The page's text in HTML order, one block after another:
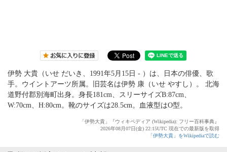
伊勢 大貴（いせ だいき、1991年5月15日 - ）は、日本の俳優、歌
手。ウイントアーツ所属。旧芸名は伊勢 康（いせ やすし）。 北海
道野付郡別海町出身。身長181cm、スリーサイズB:87cm、
W:70cm、H:80cm。靴のサイズは28.5cm。血液型はO型。
「伊勢大貴」『ウィキペディア (Wikipedia): フリー百科事典』
2026年08月07日(金) 22:15UTC 現在での最新版を取得
「伊勢大貴」をWikipediaで読む